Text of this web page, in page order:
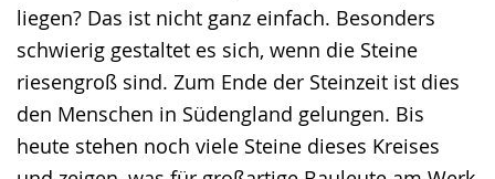
liegen? Das ist nicht ganz einfach. Besonders
schwierig gestaltet es sich, wenn die Steine
riesengroß sind. Zum Ende der Steinzeit ist dies
den Menschen in Südengland gelungen. Bis
heute stehen noch viele Steine dieses Kreises